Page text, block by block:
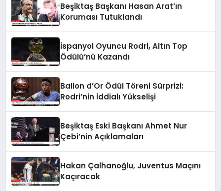
Beşiktaş Başkanı Hasan Arat’ın
Koruması Tutuklandı
İspanyol Oyuncu Rodri, Altın Top
Ödülü’nü Kazandı
Ballon d’Or Ödül Töreni Sürprizi:
Rodri’nin İddialı Yükselişi
Beşiktaş Eski Başkanı Ahmet Nur
Çebi’nin Açıklamaları
Hakan Çalhanoğlu, Juventus Maçını
Kaçıracak